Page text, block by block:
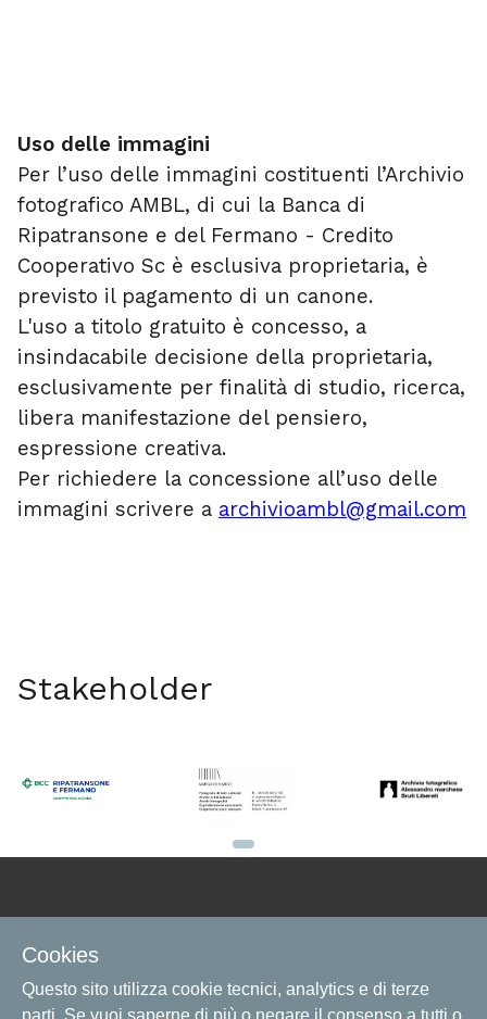
Uso delle immagini
Per l’uso delle immagini costituenti l’Archivio
fotografico AMBL, di cui la Banca di
Ripatransone e del Fermano - Credito
Cooperativo Sc è esclusiva proprietaria, è
previsto il pagamento di un canone.
L'uso a titolo gratuito è concesso, a
insindacabile decisione della proprietaria,
esclusivamente per finalità di studio, ricerca,
libera manifestazione del pensiero,
espressione creativa.
Per richiedere la concessione all’uso delle
immagini scrivere a archivioambl@gmail.com
Stakeholder
Informazioni e assistenza
Cookies
Questo sito utilizza cookie tecnici, analytics e di terze
parti. Se vuoi saperne di più o negare il consenso a tutti o